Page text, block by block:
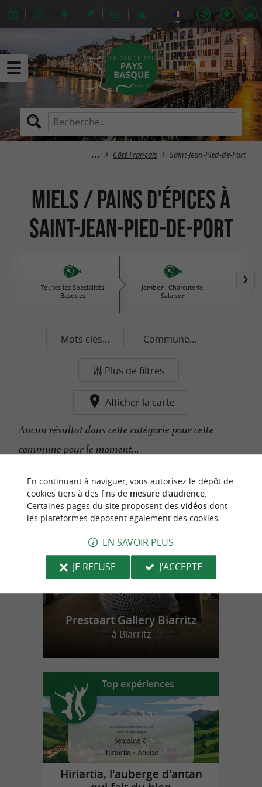
Côté Français Saint-Jean-Pied-de-Port
Miels / Pains d'épices à
Saint-Jean-Pied-de-Port
Toutes les Spécialités
Basques
Jambon, Charcuterie,
Salaison
Plats
Mots clés... Commune...
Plus de filtres
Afficher la carte
Aucun résultat dans cette catégorie pour cette
commune pour le moment...
n
o
t
r
e
c
o
u
p
d
e
c
o
e
u
r
Prestaart Gallery Biarritz
à Biarritz
Top expériences
Hiriartia, l'auberge d'antan
En continuant à naviguer, vous autorisez le dépôt de
cookies tiers à des fins de mesure d'audience.
Certaines pages du site proposent des vidéosdont
les plateformes déposent également des cookies.
EN SAVOIR PLUS
JE REFUSE
J'ACCEPTE